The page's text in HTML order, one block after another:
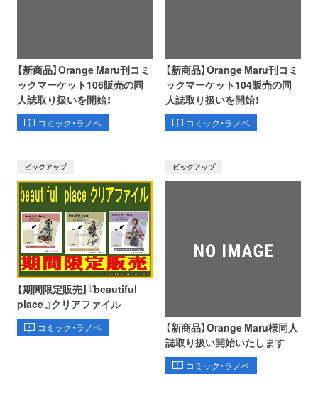
【新商品】Orange Maru刊コミ
ックマーケット106販売の同
人誌取り扱いを開始！
コミック・ラノベ
【新商品】Orange Maru刊コミ
ックマーケット104販売の同
人誌取り扱いを開始！
コミック・ラノベ
ピックアップ
【期間限定販売】『beautiful
place 』クリアファイル
コミック・ラノベ
ピックアップ
【新商品】Orange Maru様同人
誌取り扱い開始いたします
コミック・ラノベ